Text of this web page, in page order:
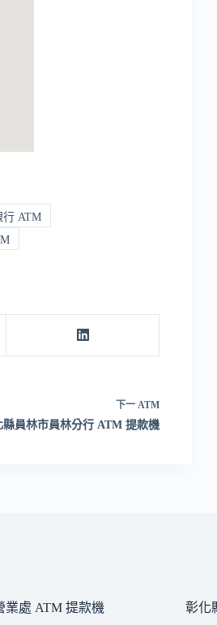
行 ATM
下一 ATM
縣員林市員林分行 ATM 提款機
業處 ATM 提款機
彰化